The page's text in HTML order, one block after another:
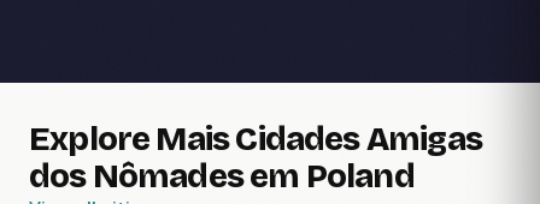
Explore Mais Cidades Amigas
dos Nômades em Poland